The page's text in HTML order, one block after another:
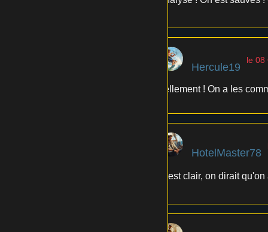
Hercule19
le 08
Tellement ! On a les
HotelMaster78
C'est clair, on dirait